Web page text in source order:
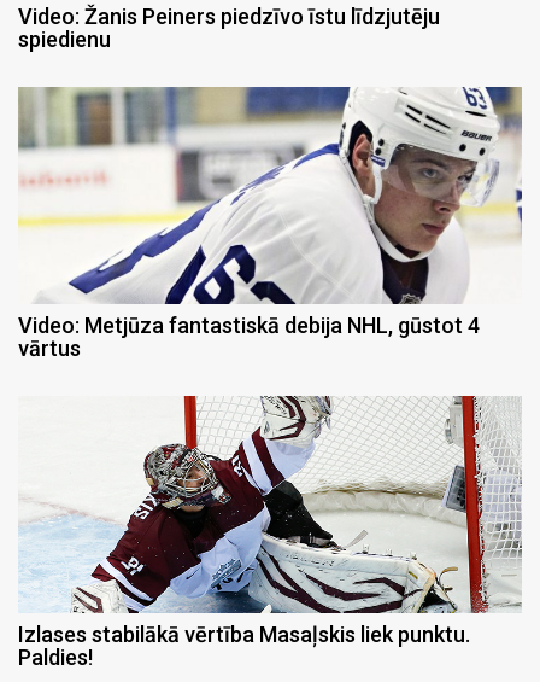
Video: Žanis Peiners piedzīvo īstu līdzjutēju
spiedienu
Video: Metjūza fantastiskā debija NHL, gūstot 4
vārtus
Izlases stabilākā vērtība Masaļskis liek punktu.
Paldies!